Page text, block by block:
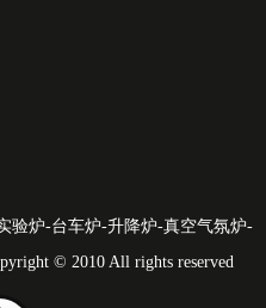
验炉-台车炉-升降炉-真空气氛炉-
© 2010 All rights reserved